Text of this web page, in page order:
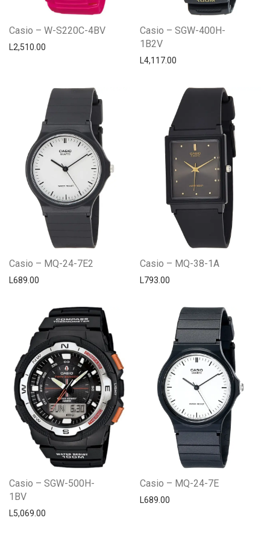
Casio – W-S220C-4BV
L2,510.00
Casio – SGW-400H-
1B2V
L4,117.00
Casio – MQ-24-7E2
L689.00
Casio – MQ-38-1A
L793.00
Casio – SGW-500H-
1BV
L5,069.00
Casio – MQ-24-7E
L689.00